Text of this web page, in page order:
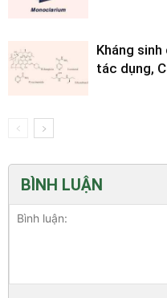
Kháng
tác dụng,
BÌNH LUẬN